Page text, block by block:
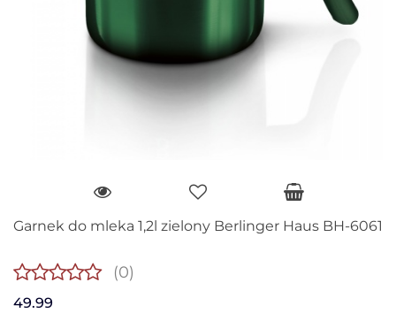
Garnek do mleka 1,2l zielony Berlinger Haus BH-6061
(0)
49.99